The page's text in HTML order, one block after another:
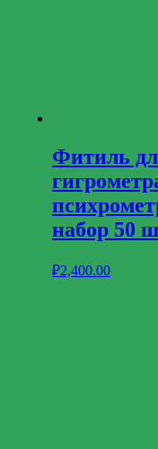
Фитиль
набор 50
₽2,400.00